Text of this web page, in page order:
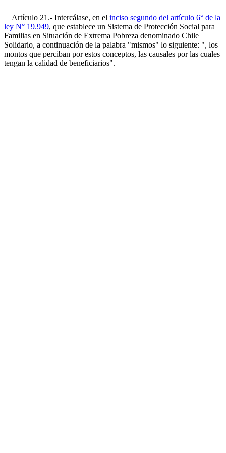
Artículo 21.- Intercálase, en el inciso segundo del artículo 6° de la
ley N° 19.949, que establece un Sistema de Protección Social para
Familias en Situación de Extrema Pobreza denominado Chile
Solidario, a continuación de la palabra "mismos" lo siguiente: ", los
montos que perciban por estos conceptos, las causales por las cuales
tengan la calidad de beneficiarios".